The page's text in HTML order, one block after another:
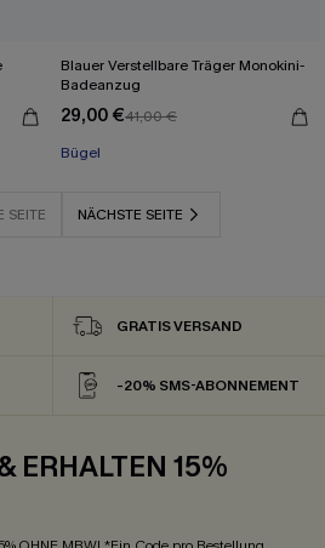
Blauer Verstellbare Träger Monokini-
Badeanzug
29,00 €41,00 €
Bügel
SEITE NÄCHSTE SEITE
GRATIS VERSAND
-20% SMS-ABONNEMENT
ERHALTEN 15%